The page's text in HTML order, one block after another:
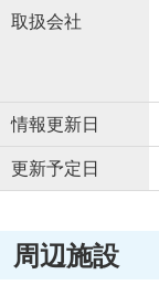
取扱会社
情報更新日
更新予定日
周辺施設